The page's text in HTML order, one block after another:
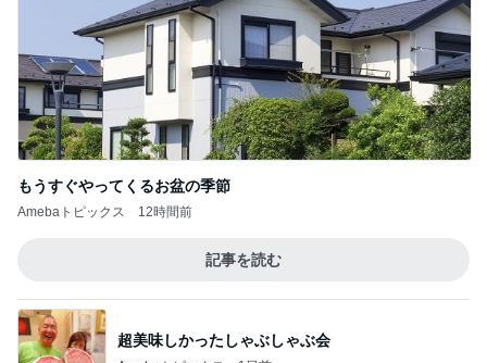
もうすぐやってくるお盆の季節
Amebaトピックス 12時間前
記事を読む
超美味しかったしゃぶしゃぶ会